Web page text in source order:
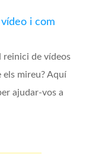
i com
reinici de vídeos
els mireu? Aquí
ajudar-vos a